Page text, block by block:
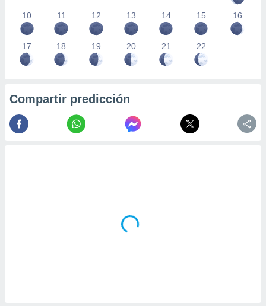
10 11 12 13 14 15 16
17 18 19 20 21 22
Compartir predicción